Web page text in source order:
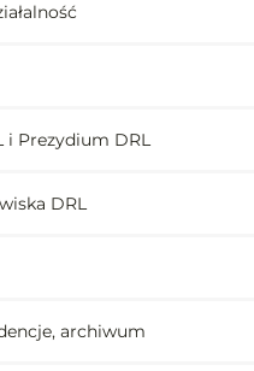
i Prezydium DRL
DRL
archiwum